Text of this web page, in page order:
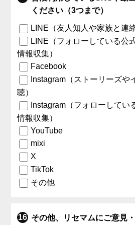
ください（3つまで）
LINE（友人知人や家族と連絡
LINE（フォローしている公
情報収集）
Facebook
Instagram（ストーリーズや
聴）
Instagram（フォローしてい
情報収集）
YouTube
mixi
X
TikTok
その他
その他、リセマムにご意見